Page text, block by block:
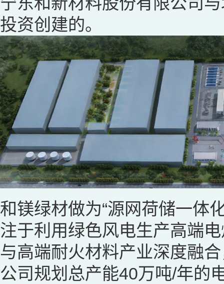
投资创建的。
和镁绿材做为“源网荷储一体
注于利用绿色风电生产高端
与高端耐火材料产业深度融
公司规划总产能40万吨/年的